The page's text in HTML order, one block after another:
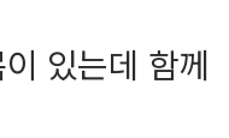
있는데 함께